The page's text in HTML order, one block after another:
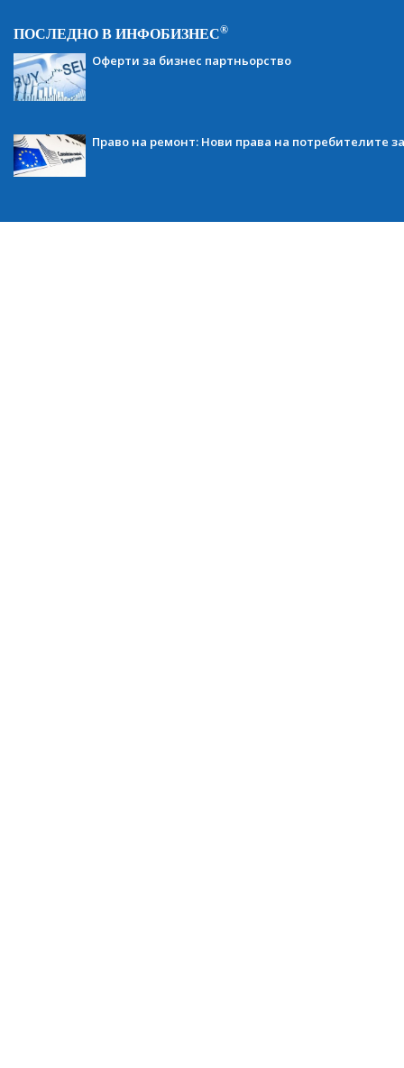
ПОСЛЕДНО В ИНФОБИЗНЕС®
Оферти за бизнес партньорство
Право на ремонт: Нови права на потребителите